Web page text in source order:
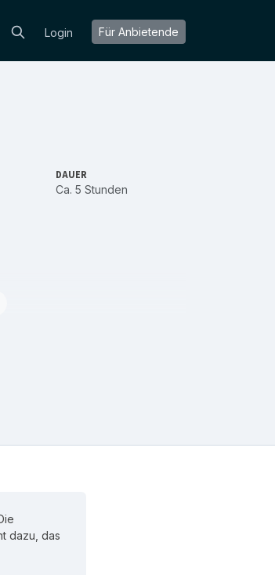
Login Für Anbietende
DAUER
Ca. 5 Stunden
dazu, das